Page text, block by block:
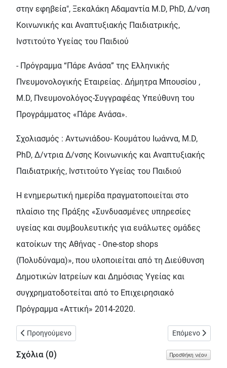
στην εφηβεία", Ξεκαλάκη Αδαμαντία M.D, PhD, Δ/νση
Κοινωνικής και Αναπτυξιακής Παιδιατρικής,
Ινστιτούτο Υγείας του Παιδιού
- Πρόγραμμα “Πάρε Ανάσα” της Ελληνικής
Πνευμονολογικής Εταιρείας. Δήμητρα Μπουσίου ,
M.D, Πνευμονολόγος-Συγγραφέας Υπεύθυνη του
Προγράμματος «Πάρε Ανάσα».
Σχολιασμός : Αντωνιάδου- Κουμάτου Ιωάννα, M.D,
PhD, Δ/ντρια Δ/νσης Κοινωνικής και Αναπτυξιακής
Παιδιατρικής, Ινστιτούτο Υγείας του Παιδιού
Η ενημερωτική ημερίδα πραγματοποιείται στο
πλαίσιο της Πράξης «Συνδυασμένες υπηρεσίες
υγείας και συμβουλευτικής για ευάλωτες ομάδες
κατοίκων της Αθήνας - Οne-stop shops
(Πολυδύναμα)», που υλοποιείται από τη Διεύθυνση
Δημοτικών Ιατρείων και Δημόσιας Υγείας και
συγχρηματοδοτείται από το Επιχειρησιακό
Πρόγραμμα «Αττική» 2014-2020.
Προηγούμενο άρθρο: Στα γυρίσματα της ταινίας GREEK
Προηγούμενο Επόμενο άρθρο:
Επόμενο
Σχόλια (0) Προσθήκη νέου